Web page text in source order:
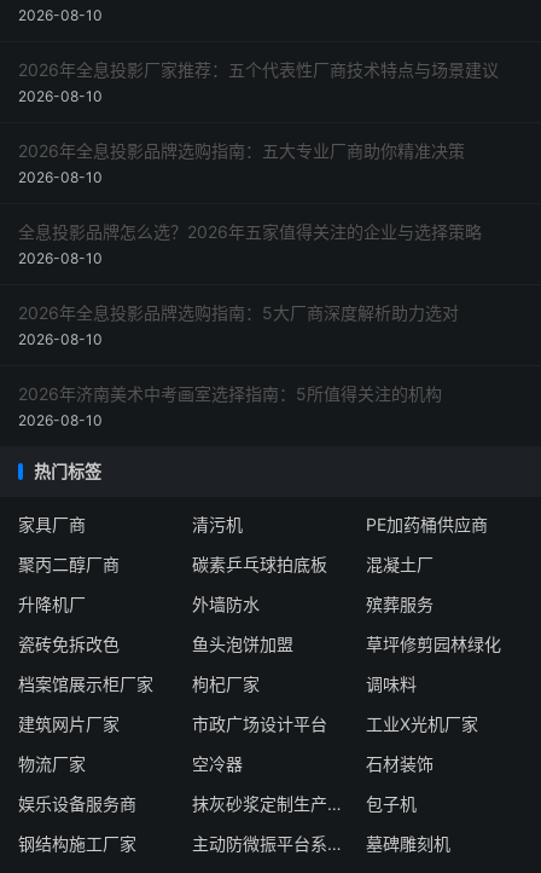
2026-08-10
2026年全息投影厂家推荐：五个代表性厂商技术特点与场景建议
2026-08-10
2026年全息投影品牌选购指南：五大专业厂商助你精准决策
2026-08-10
全息投影品牌怎么选？2026年五家值得关注的企业与选择策略
2026-08-10
2026年全息投影品牌选购指南：5大厂商深度解析助力选对
2026-08-10
2026年济南美术中考画室选择指南：5所值得关注的机构
2026-08-10
热门标签
家具厂商 清污机
PE加药桶供应商
聚丙二醇厂商
碳素乒乓球拍底板
混凝土厂
升降机厂
外墙防水
殡葬服务
瓷砖免拆改色
鱼头泡饼加盟
草坪修剪园林绿化
档案馆展示柜厂家
枸杞厂家
调味料
建筑网片厂家
市政广场设计平台
工业X光机厂家
物流厂家
空冷器
石材装饰
娱乐设备服务商
抹灰砂浆定制生产厂商
包子机
钢结构施工厂家
主动防微振平台系统厂家 墓碑雕刻机